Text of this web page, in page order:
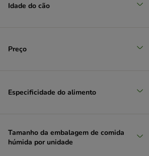
Idade do cão
Preço
Especificidade do alimento
Tamanho da embalagem de comida
húmida por unidade